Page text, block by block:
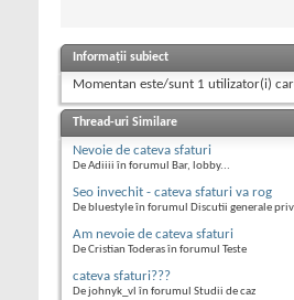
Informații subiect
Momentan este/sunt 1 utilizator(i)
Thread-uri Similare
Nevoie de cateva sfaturi
De Adiiii în forumul Bar, lobby...
Seo invechit - cateva sfaturi va rog
De bluestyle în forumul Discutii generale
Am nevoie de cateva sfaturi
De Cristian Toderas în forumul Teste
cateva sfaturi???
De johnyk_vl în forumul Studii de caz